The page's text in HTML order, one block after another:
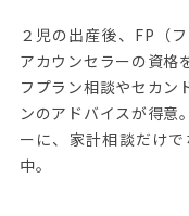
２児の出産後、FP（
アカウンセラーの資格
フプラン相談やセカン
ンのアドバイスが得意
ーに、家計相談だけ
中。